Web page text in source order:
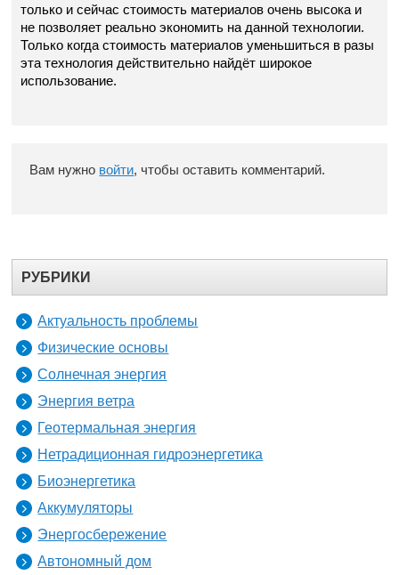
только и сейчас стоимость материалов очень высока и
не позволяет реально экономить на данной технологии.
Только когда стоимость материалов уменьшиться в разы
эта технология действительно найдёт широкое
использование.
Вам нужно войти, чтобы оставить комментарий.
РУБРИКИ
Актуальность проблемы
Физические основы
Солнечная энергия
Энергия ветра
Геотермальная энергия
Нетрадиционная гидроэнергетика
Биоэнергетика
Аккумуляторы
Энергосбережение
Автономный дом